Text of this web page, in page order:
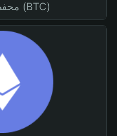
محفظة بيتكوين (BTC)